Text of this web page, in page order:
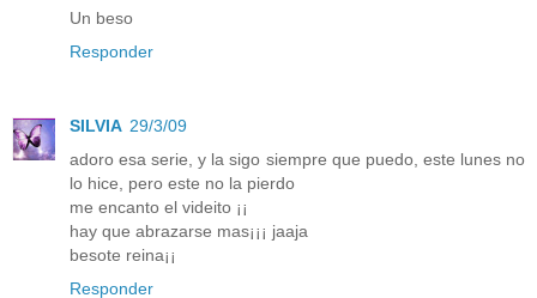
Un beso
Responder
SILVIA 29/3/09
adoro esa serie, y la sigo siempre que puedo, este lunes no
lo hice, pero este no la pierdo
me encanto el videito ¡¡
hay que abrazarse mas¡¡¡ jaaja
besote reina¡¡
Responder